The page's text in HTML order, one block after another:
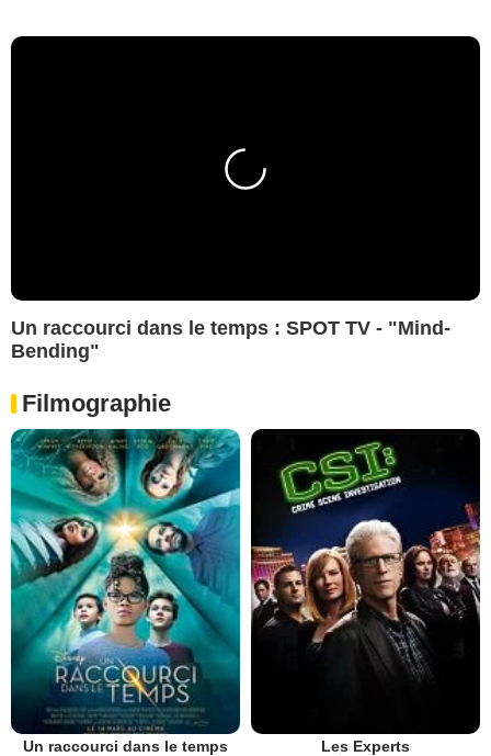
Un raccourci dans le temps : SPOT TV - "Mind-
Bending"
Filmographie
Un raccourci dans le temps Les Experts